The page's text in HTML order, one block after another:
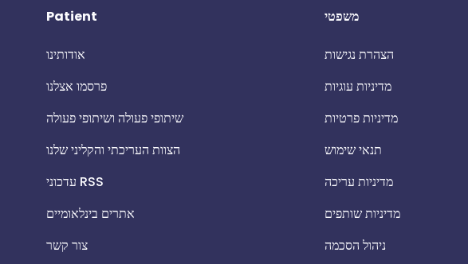
Patient
אודותינו
פרסמו אצלנו
שיתופי פעולה ושיתופי פעולה
הצוות העריכתי והקליני שלנו
עדכוני RSS
אתרים בינלאומיים
צור קשר
משפטי
הצהרת נגישות
מדיניות עוגיות
מדיניות פרטיות
תנאי שימוש
מדיניות עריכה
מדיניות שותפים
ניהול הסכמה